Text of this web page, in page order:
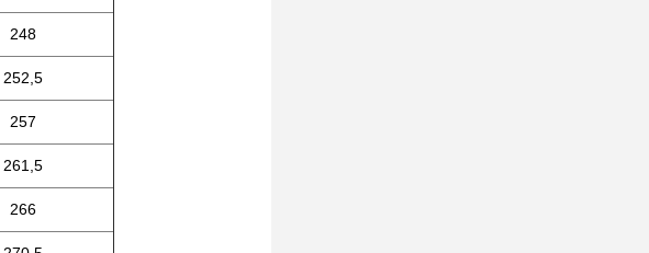
248
252,5
257
261,5
266